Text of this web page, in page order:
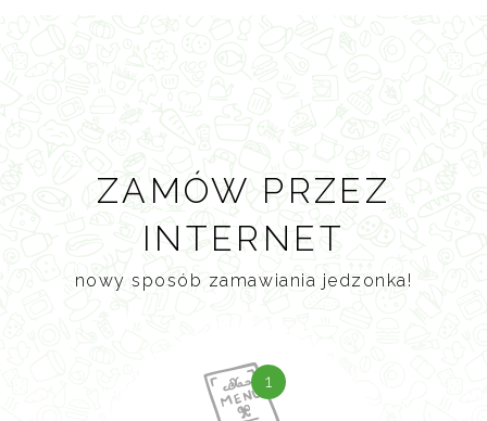
ZAMÓW PRZEZ
INTERNET
nowy sposób zamawiania jedzonka!
1